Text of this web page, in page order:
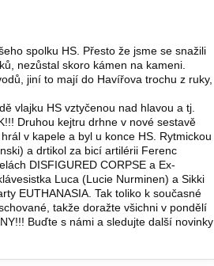
spolku HS. Přesto že jsme se snažili
nezůstal skoro kámen na kameni.
jiní to mají do Havířova trochu z ruky,
vlajku HS vztyčenou nad hlavou a tj.
Druhou kejtru drhne v nové sestavě
v kapele a byl u konce HS. Rytmickou
a drtikol za bicí artilérii Ferenc
DISFIGURED CORPSE a Ex-
Luca (Lucie Nurminen) a Sikki
EUTHANASIA. Tak toliko k současné
takže doražte všichni v pondělí
Buďte s námi a sledujte další novinky